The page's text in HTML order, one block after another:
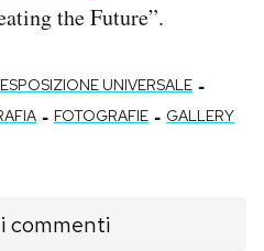
the Future”.
ESPOSIZIONE UNIVERSALE -
- FOTOGRAFIE - GALLERY
commenti